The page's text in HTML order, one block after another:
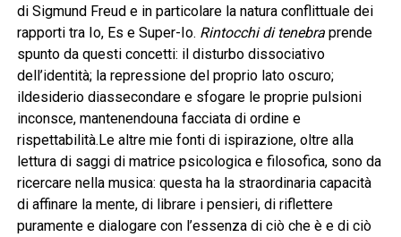
di Sigmund Freud e in particolare la natura conflittuale dei
rapporti tra Io, Es e Super-Io. Rintocchi di tenebraprende
spunto da questi concetti: il disturbo dissociativo
dell’identità; la repressione del proprio lato oscuro;
ildesiderio diassecondare e sfogare le proprie pulsioni
inconsce, mantenendouna facciata di ordine e
rispettabilità.Le altre mie fonti di ispirazione, oltre alla
lettura di saggi di matrice psicologica e filosofica, sono da
ricercare nella musica: questa ha la straordinaria capacità
di affinare la mente, di librare i pensieri, di riflettere
puramente e dialogare con l’essenza di ciò che è e di ciò